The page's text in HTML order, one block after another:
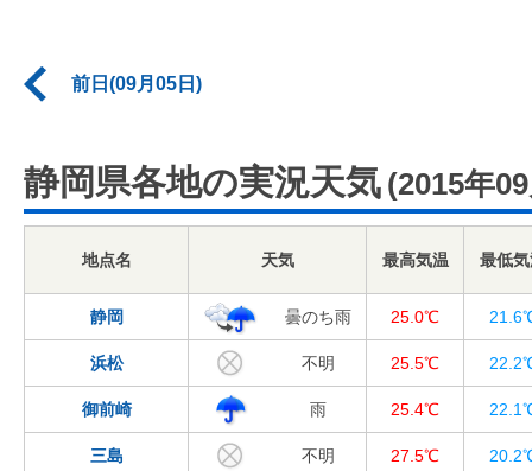
前日(09月05日)
静岡県各地の実況天気 (2015年
地点名 天気 最高気温 最低
静岡 曇のち雨 25.0℃
浜松 不明 25.5℃
御前崎 雨 25.4℃
三島 不明 27.5℃